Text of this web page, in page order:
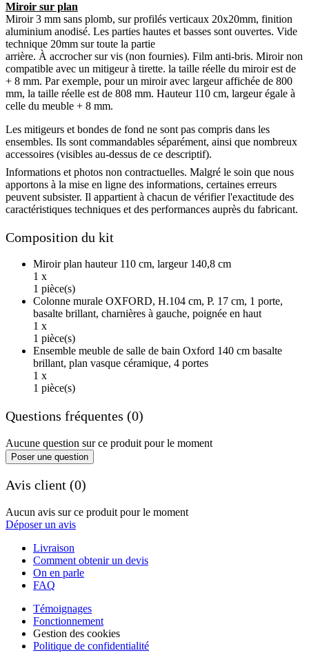
Miroir sur plan
Miroir 3 mm sans plomb, sur profilés verticaux 20x20mm, finition
aluminium anodisé. Les parties hautes et basses sont ouvertes. Vide
technique 20mm sur toute la partie
arrière. À accrocher sur vis (non fournies). Film anti-bris. Miroir non
compatible avec un mitigeur à tirette. la taille réelle du miroir est de
+ 8 mm. Par exemple, pour un miroir avec largeur affichée de 800
mm, la taille réelle est de 808 mm. Hauteur 110 cm, largeur égale à
celle du meuble + 8 mm.
Les mitigeurs et bondes de fond ne sont pas compris dans les
ensembles. Ils sont commandables séparément, ainsi que nombreux
accessoires (visibles au-dessus de ce descriptif).
Informations et photos non contractuelles. Malgré le soin que nous
apportons à la mise en ligne des informations, certaines erreurs
peuvent subsister. Il appartient à chacun de vérifier l'exactitude des
caractéristiques techniques et des performances auprès du fabricant.
Composition du kit
Miroir plan hauteur 110 cm, largeur 140,8 cm
1 x
1 pièce(s)
Colonne murale OXFORD, H.104 cm, P. 17 cm, 1 porte,
basalte brillant, charnières à gauche, poignée en haut
1 x
1 pièce(s)
Ensemble meuble de salle de bain Oxford 140 cm basalte
brillant, plan vasque céramique, 4 portes
1 x
1 pièce(s)
Questions fréquentes (0)
Aucune question sur ce produit pour le moment
Poser une question
Avis client (0)
Aucun avis sur ce produit pour le moment
Déposer un avis
Livraison
Comment obtenir un devis
On en parle
FAQ
Témoignages
Fonctionnement
Gestion des cookies
Politique de confidentialité